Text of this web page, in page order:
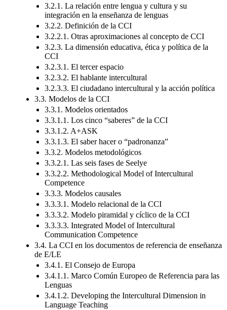
3.2.1. La relación entre lengua y cultura y su
integración en la enseñanza de lenguas
3.2.2. Definición de la CCI
3.2.2.1. Otras aproximaciones al concepto de CCI
3.2.3. La dimensión educativa, ética y política de la
CCI
3.2.3.1. El tercer espacio
3.2.3.2. El hablante intercultural
3.2.3.3. El ciudadano intercultural y la acción política
3.3. Modelos de la CCI
3.3.1. Modelos orientados
3.3.1.1. Los cinco “saberes” de la CCI
3.3.1.2. A+ASK
3.3.1.3. El saber hacer o “padronanza”
3.3.2. Modelos metodológicos
3.3.2.1. Las seis fases de Seelye
3.3.2.2. Methodological Model of Intercultural
Competence
3.3.3. Modelos causales
3.3.3.1. Modelo relacional de la CCI
3.3.3.2. Modelo piramidal y cíclico de la CCI
3.3.3.3. Integrated Model of Intercultural
Communication Competence
3.4. La CCI en los documentos de referencia de enseñanza
de E/LE
3.4.1. El Consejo de Europa
3.4.1.1. Marco Común Europeo de Referencia para las
Lenguas
3.4.1.2. Developing the Intercultural Dimension in
Language Teaching